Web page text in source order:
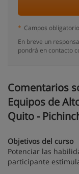
* Campos
En breve un
pondrá en contacto
Comentarios
Equipos de
Quito -
Objetivos del curso
Potenciar las
participante